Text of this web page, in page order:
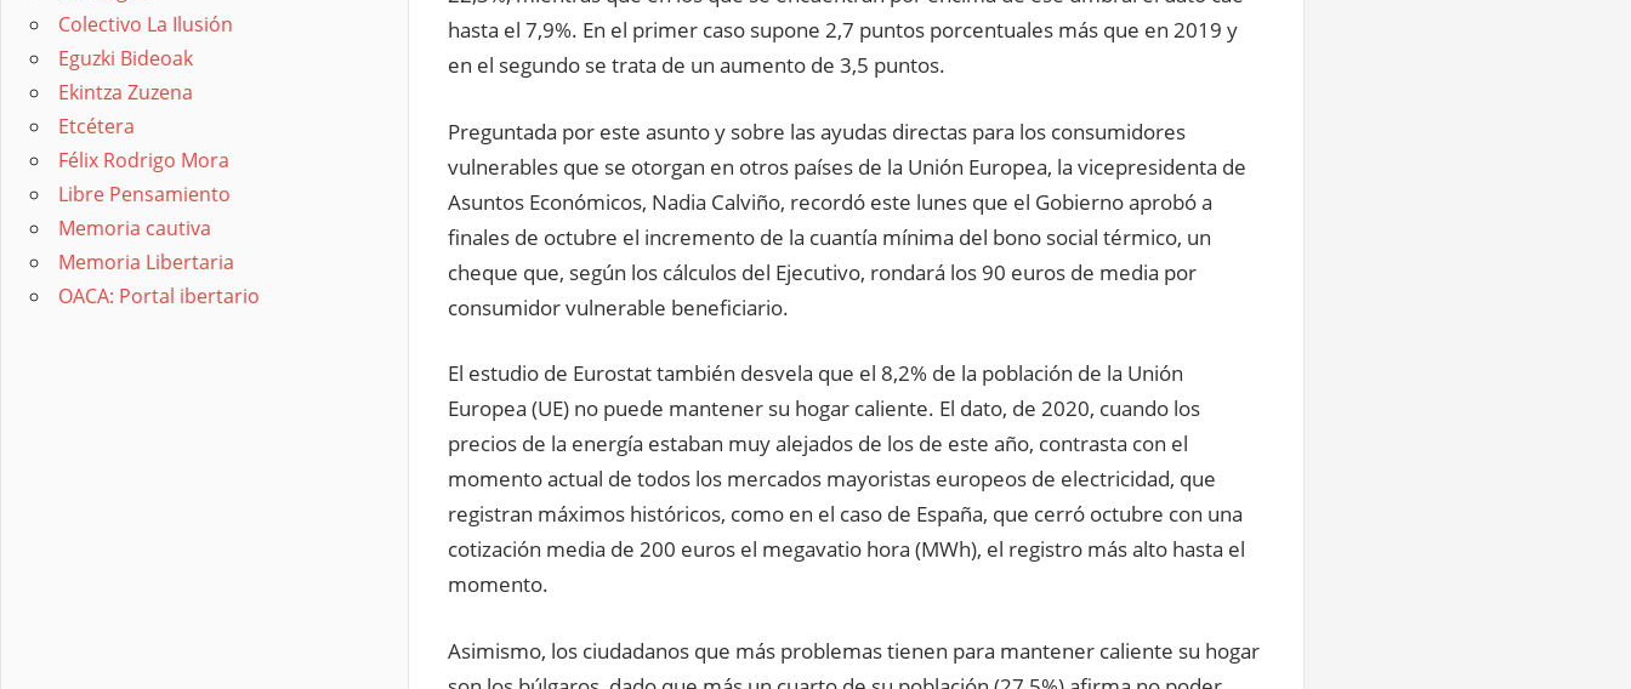
hasta el 7,9%. En el primer caso supone 2,7 puntos porcentuales más que en 2019 y
en el segundo se trata de un aumento de 3,5 puntos.
Preguntada por este asunto y sobre las ayudas directas para los consumidores
vulnerables que se otorgan en otros países de la Unión Europea, la vicepresidenta de
Asuntos Económicos, Nadia Calviño, recordó este lunes que el Gobierno aprobó a
finales de octubre el incremento de la cuantía mínima del bono social térmico, un
cheque que, según los cálculos del Ejecutivo, rondará los 90 euros de media por
consumidor vulnerable beneficiario.
El estudio de Eurostat también desvela que el 8,2% de la población de la Unión
Europea (UE) no puede mantener su hogar caliente. El dato, de 2020, cuando los
precios de la energía estaban muy alejados de los de este año, contrasta con el
momento actual de todos los mercados mayoristas europeos de electricidad, que
registran máximos históricos, como en el caso de España, que cerró octubre con una
cotización media de 200 euros el megavatio hora (MWh), el registro más alto hasta el
momento.
Asimismo, los ciudadanos que más problemas tienen para mantener caliente su hogar
Colectivo La Ilusión
Eguzki Bideoak
Ekintza Zuzena
Etcétera
Félix Rodrigo Mora
Libre Pensamiento
Memoria cautiva
Memoria Libertaria
OACA: Portal ibertario